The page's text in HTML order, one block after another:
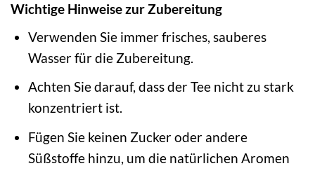
Wichtige Hinweise zur Zubereitung
Verwenden Sie immer frisches, sauberes
Wasser für die Zubereitung.
Achten Sie darauf, dass der Tee nicht zu stark
konzentriert ist.
Fügen Sie keinen Zucker oder andere
Süßstoffe hinzu, um die natürlichen Aromen